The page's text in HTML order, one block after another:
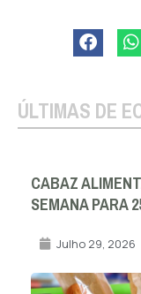
ÚLTIMAS DE
CABAZ
SEMANA PARA
Julho 29, 2026